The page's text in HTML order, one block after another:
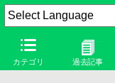
カテゴリ 過去記事